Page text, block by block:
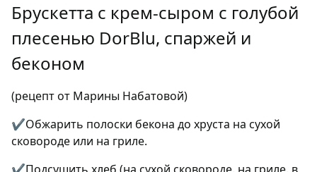
Брускетта с крем-сыром с голубой
плесенью DorBlu, спаржей и
беконом
(рецепт от Марины Набатовой)
✔Обжарить полоски бекона до хруста на сухой
сковороде или на гриле.